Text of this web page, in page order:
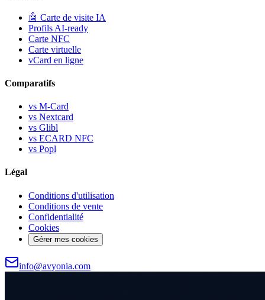
🤖 Carte de visite IA
Profils AI-ready
Carte NFC
Carte virtuelle
vCard en ligne
Comparatifs
vs M-Card
vs Nextcard
vs Glibl
vs ECARD NFC
vs Popl
Légal
Conditions d'utilisation
Conditions de vente
Confidentialité
Cookies
Gérer mes cookies
info@avyonia.com